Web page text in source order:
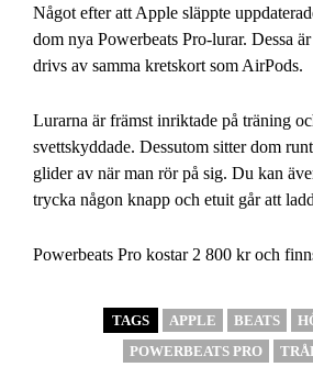
Något efter att Apple släppte
dom nya Powerbeats Pro-lurar. Dessa
drivs av samma kretskort som AirPods.
Lurarna är främst inriktade på träning
svettskyddade. Dessutom sitter dom
glider av när man rör på sig. Du kan
trycka någon knapp och etuit går att
Powerbeats Pro kostar 2 800 kr och
TAGS APPLE BEATS
POWERBEATS PRO